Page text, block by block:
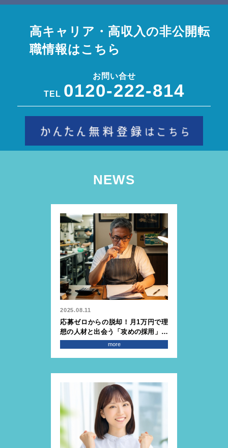
高キャリア・高収入の非公開転
職情報はこちら
お問い合せ
TEL 0120-222-814
NEWS
2025.08.11
応募ゼロからの脱却！月1万円で理
想の人材と出会う「攻めの採用」を
始めよう
more